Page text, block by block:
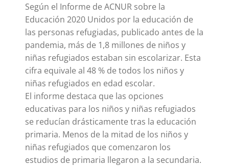
Según el Informe de ACNUR sobre la
Educación 2020 Unidos por la educación de
las personas refugiadas, publicado antes de la
pandemia, más de 1,8 millones de niños y
niñas refugiados estaban sin escolarizar. Esta
cifra equivale al 48 % de todos los niños y
niñas refugiados en edad escolar.
El informe destaca que las opciones
educativas para los niños y niñas refugiados
se reducían drásticamente tras la educación
primaria. Menos de la mitad de los niños y
niñas refugiados que comenzaron los
estudios de primaria llegaron a la secundaria.